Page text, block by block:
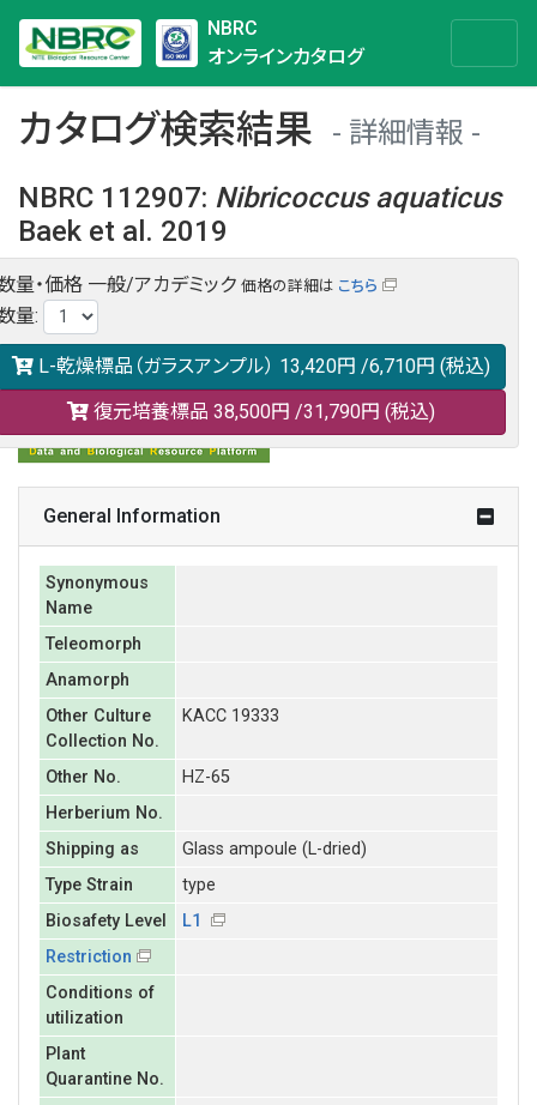
NBRC
オンラインカタログ
カタログ検索結果
詳細情報
NBRC 112907: Nibricoccus aquaticus
Baek et al. 2019
NBRC 112907の情報や関連データは以下のバナー(DBRP)か
らご覧ください。
日本語での検索も可能です。
量・価格 一般/アカデミック 価格の詳細は こちら
量:
L-乾燥標品（ガラスアンプル） 13,420円 /6,710円 (税込)
復元培養標品 38,500円 /31,790円 (税込)
General Information
Synonymous
Name
Teleomorph
Anamorph
Other Culture
Collection No.
KACC 19333
Other No.
HZ-65
Herberium No.
Shipping as
Glass ampoule (L-dried)
Type Strain
type
Biosafety Level
L1
Restriction
Conditions of
utilization
Plant
Quarantine No.